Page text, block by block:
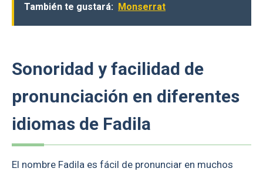
También te gustará: Monserrat
Sonoridad y facilidad de
pronunciación en diferentes
idiomas de Fadila
El nombre Fadila es fácil de pronunciar en muchos